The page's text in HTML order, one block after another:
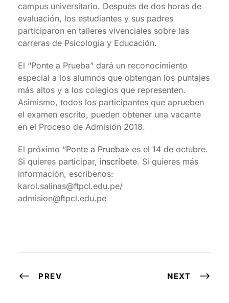
campus universitario. Después de dos horas de
evaluación, los estudiantes y sus padres
participaron en talleres vivenciales sobre las
carreras de Psicología y Educación.
El “Ponte a Prueba” dará un reconocimiento
especial a los alumnos que obtengan los puntajes
más altos y a los colegios que representen.
Asimismo, todos los participantes que aprueben
el examen escrito, pueden obtener una vacante
en el Proceso de Admisión 2018.
El próximo “Ponte a Prueba» es el 14 de octubre.
Si quieres participar, inscríbete. Si quieres más
información, escríbenos:
karol.salinas@ftpcl.edu.pe/
admision@ftpcl.edu.pe
PREV NEXT